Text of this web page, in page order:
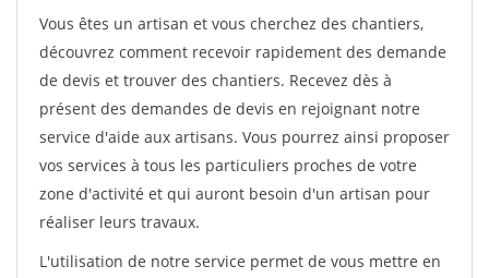
Vous êtes un artisan et vous cherchez des chantiers,
découvrez comment recevoir rapidement des demande
de devis et trouver des chantiers. Recevez dès à
présent des demandes de devis en rejoignant notre
service d'aide aux artisans. Vous pourrez ainsi proposer
vos services à tous les particuliers proches de votre
zone d'activité et qui auront besoin d'un artisan pour
réaliser leurs travaux.
L'utilisation de notre service permet de vous mettre en